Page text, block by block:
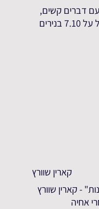
דברים קשים,
קארין שוורץ
- קארין שוורץ
אחיה